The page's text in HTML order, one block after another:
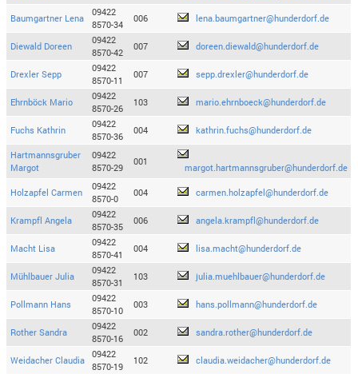
Baumgartner Lena
09422
8570-34
006 lena.baumgartner@hunderdorf.de
Diewald Doreen
09422
8570-42
007 doreen.diewald@hunderdorf.de
Drexler Sepp
09422
8570-11
007 sepp.drexler@hunderdorf.de
Ehrnböck Mario
09422
8570-26
103 mario.ehrnboeck@hunderdorf.de
Fuchs Kathrin
09422
8570-36
004 kathrin.fuchs@hunderdorf.de
Hartmannsgruber
Margot
09422
8570-29
001
margot.hartmannsgruber@hunderdorf.de
Holzapfel Carmen
09422
8570-0
004 carmen.holzapfel@hunderdorf.de
Krampfl Angela
09422
8570-35
006 angela.krampfl@hunderdorf.de
Macht Lisa
09422
8570-41
004 lisa.macht@hunderdorf.de
Mühlbauer Julia
09422
8570-31
103 julia.muehlbauer@hunderdorf.de
Pollmann Hans
09422
8570-10
003 hans.pollmann@hunderdorf.de
Rother Sandra
09422
8570-16
002 sandra.rother@hunderdorf.de
Weidacher Claudia
09422
8570-19
102 claudia.weidacher@hunderdorf.de